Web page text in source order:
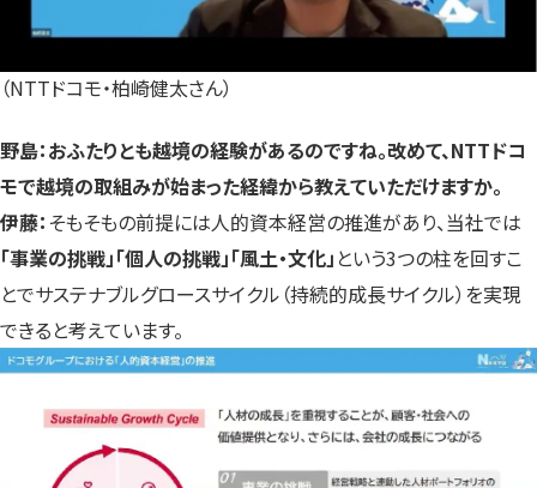
（NTTドコモ・柏崎健太さん）
野島：おふたりとも越境の経験があるのですね。改めて、NTTドコ
モで越境の取組みが始まった経緯から教えていただけますか。
伊藤： そもそもの前提には人的資本経営の推進があり、当社では
「事業の挑戦」「個人の挑戦」「風土・文化」 という3つの柱を回すこ
とでサステナブルグロースサイクル（持続的成長サイクル）を実現
できると考えています。